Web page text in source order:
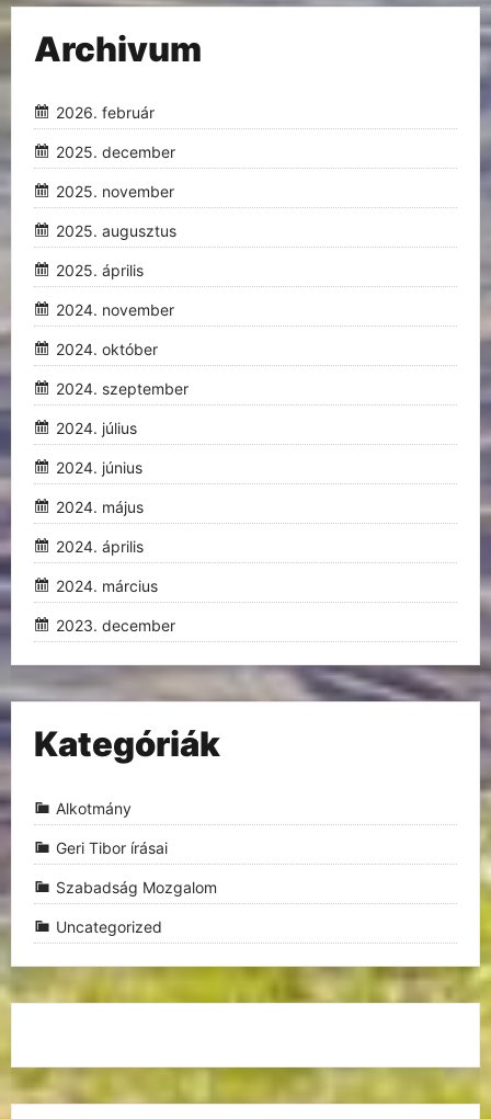
Archivum
2026. február
2025. december
2025. november
2025. augusztus
2025. április
2024. november
2024. október
2024. szeptember
2024. július
2024. június
2024. május
2024. április
2024. március
2023. december
Kategóriák
Alkotmány
Geri Tibor írásai
Szabadság Mozgalom
Uncategorized